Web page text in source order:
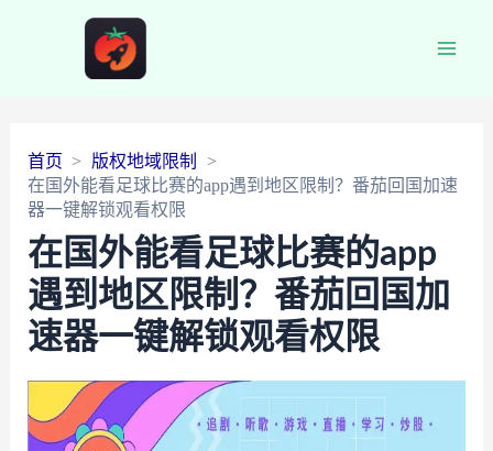
首页
版权地域限制
在国外能看足球比赛的app遇到地区限制？番茄回国加速
器一键解锁观看权限
在国外能看足球比赛的app
遇到地区限制？番茄回国加
速器一键解锁观看权限